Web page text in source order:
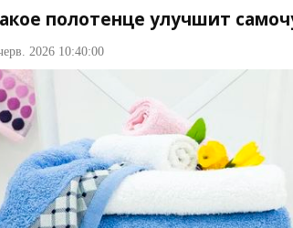
полотенце улучшит
2026 10:40:00